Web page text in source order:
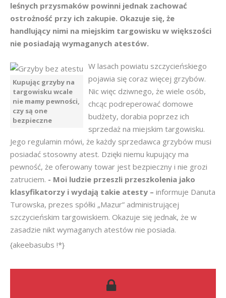
leśnych przysmaków powinni jednak zachować
ostrożność przy ich zakupie. Okazuje się, że
handlujący nimi na miejskim targowisku w większości
nie posiadają wymaganych atestów.
Kupując grzyby na
targowisku wcale
nie mamy pewności,
czy są one
bezpieczne
W lasach powiatu szczycieńskiego
pojawia się coraz więcej grzybów.
Nic więc dziwnego, że wiele osób,
chcąc podreperować domowe
budżety, dorabia poprzez ich
sprzedaż na miejskim targowisku.
Jego regulamin mówi, że każdy sprzedawca grzybów musi
posiadać stosowny atest. Dzięki niemu kupujący ma
pewność, że oferowany towar jest bezpieczny i nie grozi
zatruciem. - Moi ludzie przeszli przeszkolenia jako
klasyfikatorzy i wydają takie atesty – informuje Danuta
Turowska, prezes spółki „Mazur” administrującej
szczycieńskim targowiskiem. Okazuje się jednak, że w
zasadzie nikt wymaganych atestów nie posiada.
{akeebasubs !*}